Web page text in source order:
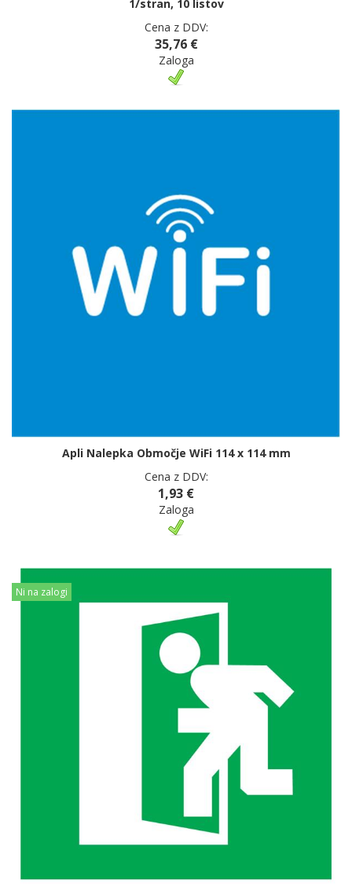
1/stran, 10 listov
Cena z DDV:
35,76 €
Zaloga
Apli Nalepka Območje WiFi 114 x 114 mm
Cena z DDV:
1,93 €
Zaloga
Ni na zalogi